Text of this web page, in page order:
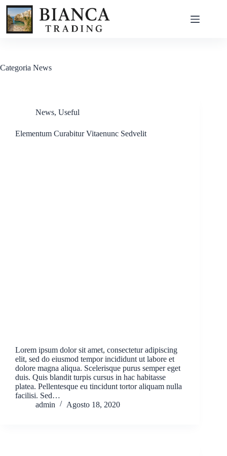
Salta
contenuto
Categoria News
News, Useful
Elementum Curabitur Vitaenunc Sedvelit
Lorem ipsum dolor sit amet, consectetur adipiscing
elit, sed do eiusmod tempor incididunt ut labore et
dolore magna aliqua. Scelerisque purus semper eget
duis. Quis blandit turpis cursus in hac habitasse
platea. Pellentesque eu tincidunt tortor aliquam nulla
facilisi. Sed…
admin
Agosto 18, 2020